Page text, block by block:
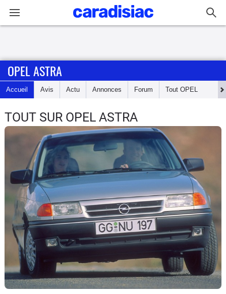
Accueil
Actu
Essais
d'achat
Electriques
Utilitaires
Flottes
Auto
Services
OPEL ASTRA
Accueil Avis Actu Annonces Forum Tout OPEL
TOUT SUR OPEL ASTRA